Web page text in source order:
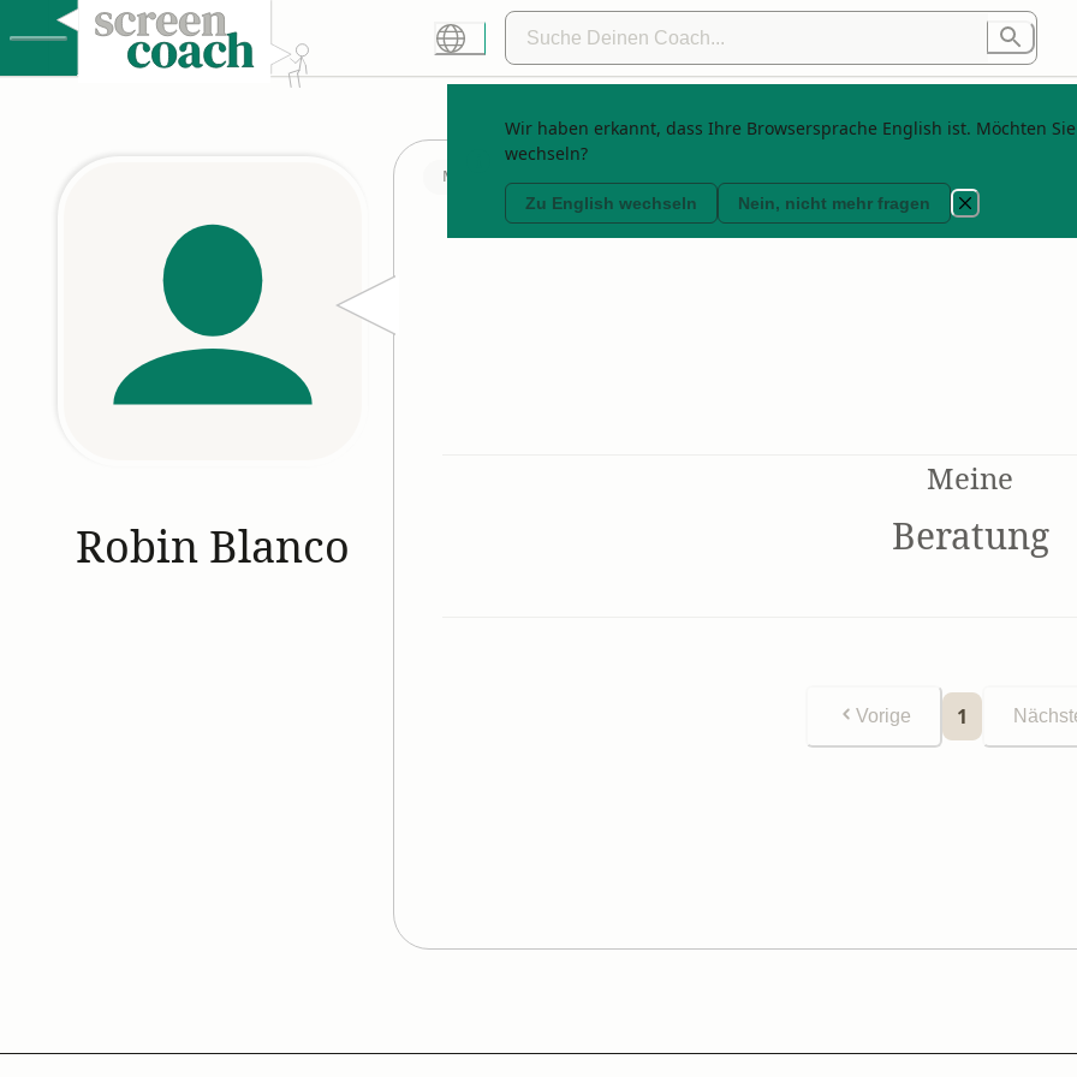
Wir haben erkannt, dass Ihre Browsersprache English ist. Möchten
wechseln?
Zu English wechseln Nein, nicht mehr fragen
Robin Blanco
Mitglied seit
Meine
Beratung
Vorige 1